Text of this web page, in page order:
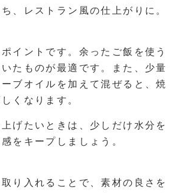
、レストラン風の仕上がりに。
イントです。余ったご飯を使う
たものが最適です。また、少量
ブオイルを加えて混ぜると、焼
くなります。
げたいときは、少しだけ水分を
をキープしましょう。
り入れることで、素材の良さを